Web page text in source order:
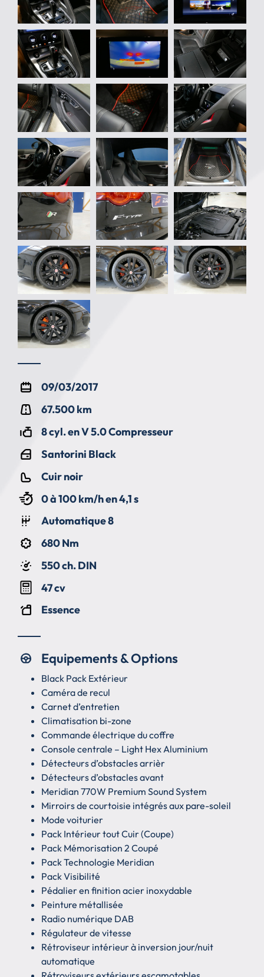
09/03/2017
67.500 km
8 cyl. en V 5.0 Compresseur
Santorini Black
Cuir noir
0 à 100 km/h en 4,1 s
Automatique 8
680 Nm
550 ch. DIN
47 cv
Essence
Equipements & Options
Black Pack Extérieur
Caméra de recul
Carnet d’entretien
Climatisation bi-zone
Commande électrique du coffre
Console centrale – Light Hex Aluminium
Détecteurs d’obstacles arrièr
Détecteurs d’obstacles avant
Meridian 770W Premium Sound System
Mirroirs de courtoisie intégrés aux pare-soleil
Mode voiturier
Pack Intérieur tout Cuir (Coupe)
Pack Mémorisation 2 Coupé
Pack Technologie Meridian
Pack Visibilité
Pédalier en finition acier inoxydable
Peinture métallisée
Radio numérique DAB
Régulateur de vitesse
Rétroviseur intérieur à inversion jour/nuit
automatique